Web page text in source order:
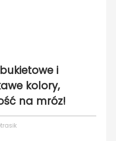
i
kolory,
na mróz!